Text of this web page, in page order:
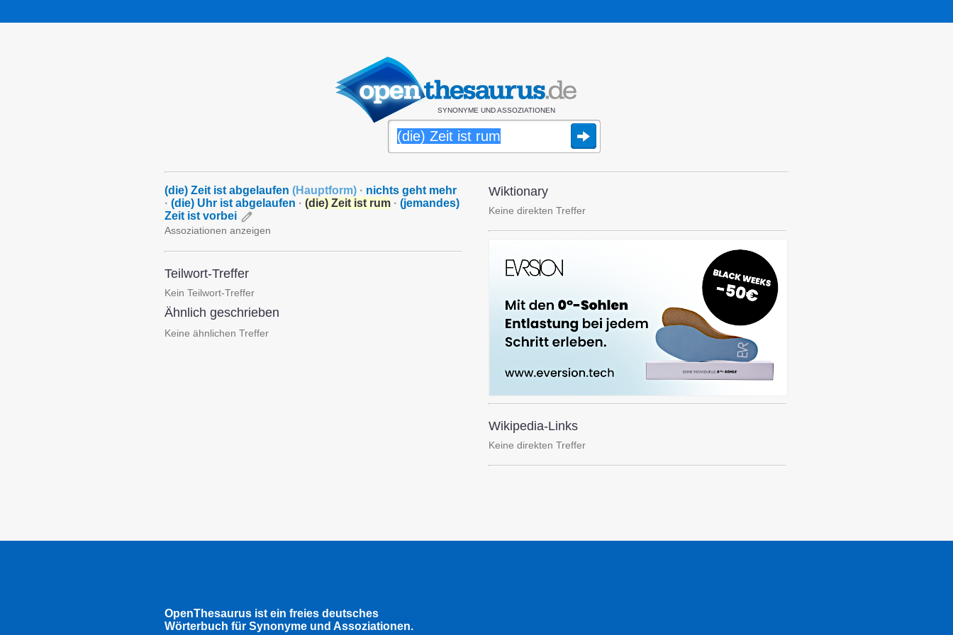
SYNONYME UND ASSOZIATIONEN
(die) Zeit ist abgelaufen (Hauptform) · nichts geht mehr
· (die) Uhr ist abgelaufen · (die) Zeit ist rum · (jemandes)
Zeit ist vorbei
Assoziationen anzeigen
Teilwort-Treffer
Kein Teilwort-Treffer
Ähnlich geschrieben
Keine ähnlichen Treffer
Wiktionary
Keine direkten Treffer
Wikipedia-Links
Keine direkten Treffer
OpenThesaurus ist ein freies deutsches
Wörterbuch für Synonyme und Assoziationen.